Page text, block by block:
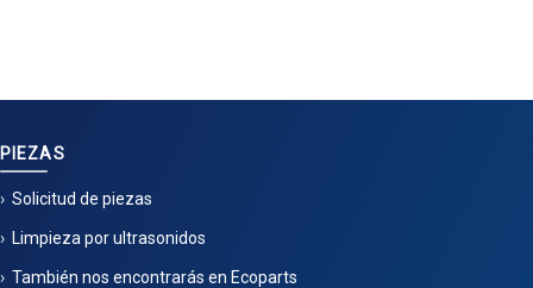
PIEZAS
Solicitud de piezas
Limpieza por ultrasonidos
También nos encontrarás en Ecoparts